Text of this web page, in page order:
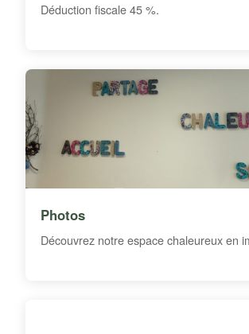
Déduction fiscale 45 %.
Photos
Découvrez notre espace chaleureux en